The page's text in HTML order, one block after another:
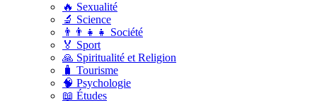
🔥 Sexualité
🔬 Science
👨‍👨‍👧‍👧 Société
🏅 Sport
🙏 Spiritualité et Religion
🧳 Tourisme
🧠 Psychologie
📖 Études